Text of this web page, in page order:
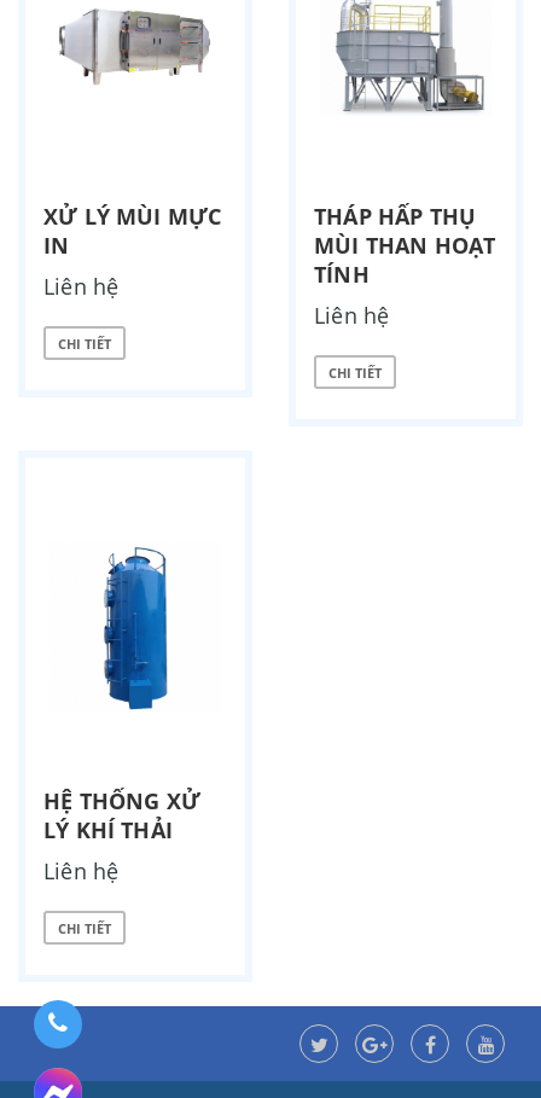
XỬ LÝ MÙI MỰC
IN
Liên hệ
CHI TIẾT
THÁP HẤP THỤ
MÙI THAN HOẠT
TÍNH
Liên hệ
CHI TIẾT
HỆ THỐNG XỬ
LÝ KHÍ THẢI
Liên hệ
CHI TIẾT